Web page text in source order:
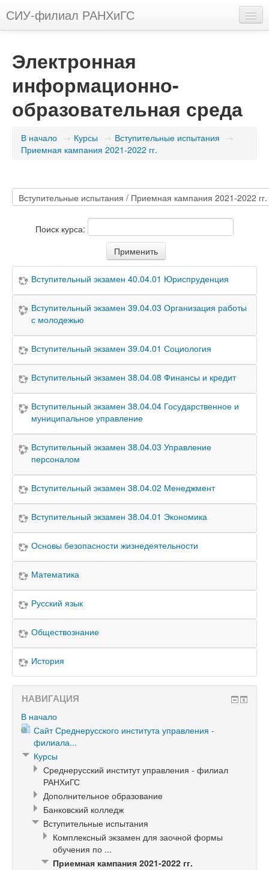
СИУ-филиал РАНХиГС
Вы не вошли в систему (Вход)
Электронная
информационно-
образовательная среда
В начало → Курсы → Вступительные испытания →
Приемная кампания 2021-2022 гг.
Поиск курса:
Вступительный экзамен 40.04.01 Юриспруденция
Вступительный экзамен 39.04.03 Организация работы
с молодежью
Вступительный экзамен 39.04.01 Социология
Вступительный экзамен 38.04.08 Финансы и кредит
Вступительный экзамен 38.04.04 Государственное и
муниципальное управление
Вступительный экзамен 38.04.03 Управление
персоналом
Вступительный экзамен 38.04.02 Менеджмент
Вступительный экзамен 38.04.01 Экономика
Основы безопасности жизнедеятельности
Математика
Русский язык
Обществознание
История
НАВИГАЦИЯ
В начало
Сайт Среднерусского института управления -
филиала...
Курсы
Среднерусский институт управления - филиал
РАНХиГС
Дополнительное образование
Банковский колледж
Вступительные испытания
Комплексный экзамен для заочной формы
обучения по ...
Приемная кампания 2021-2022 гг.